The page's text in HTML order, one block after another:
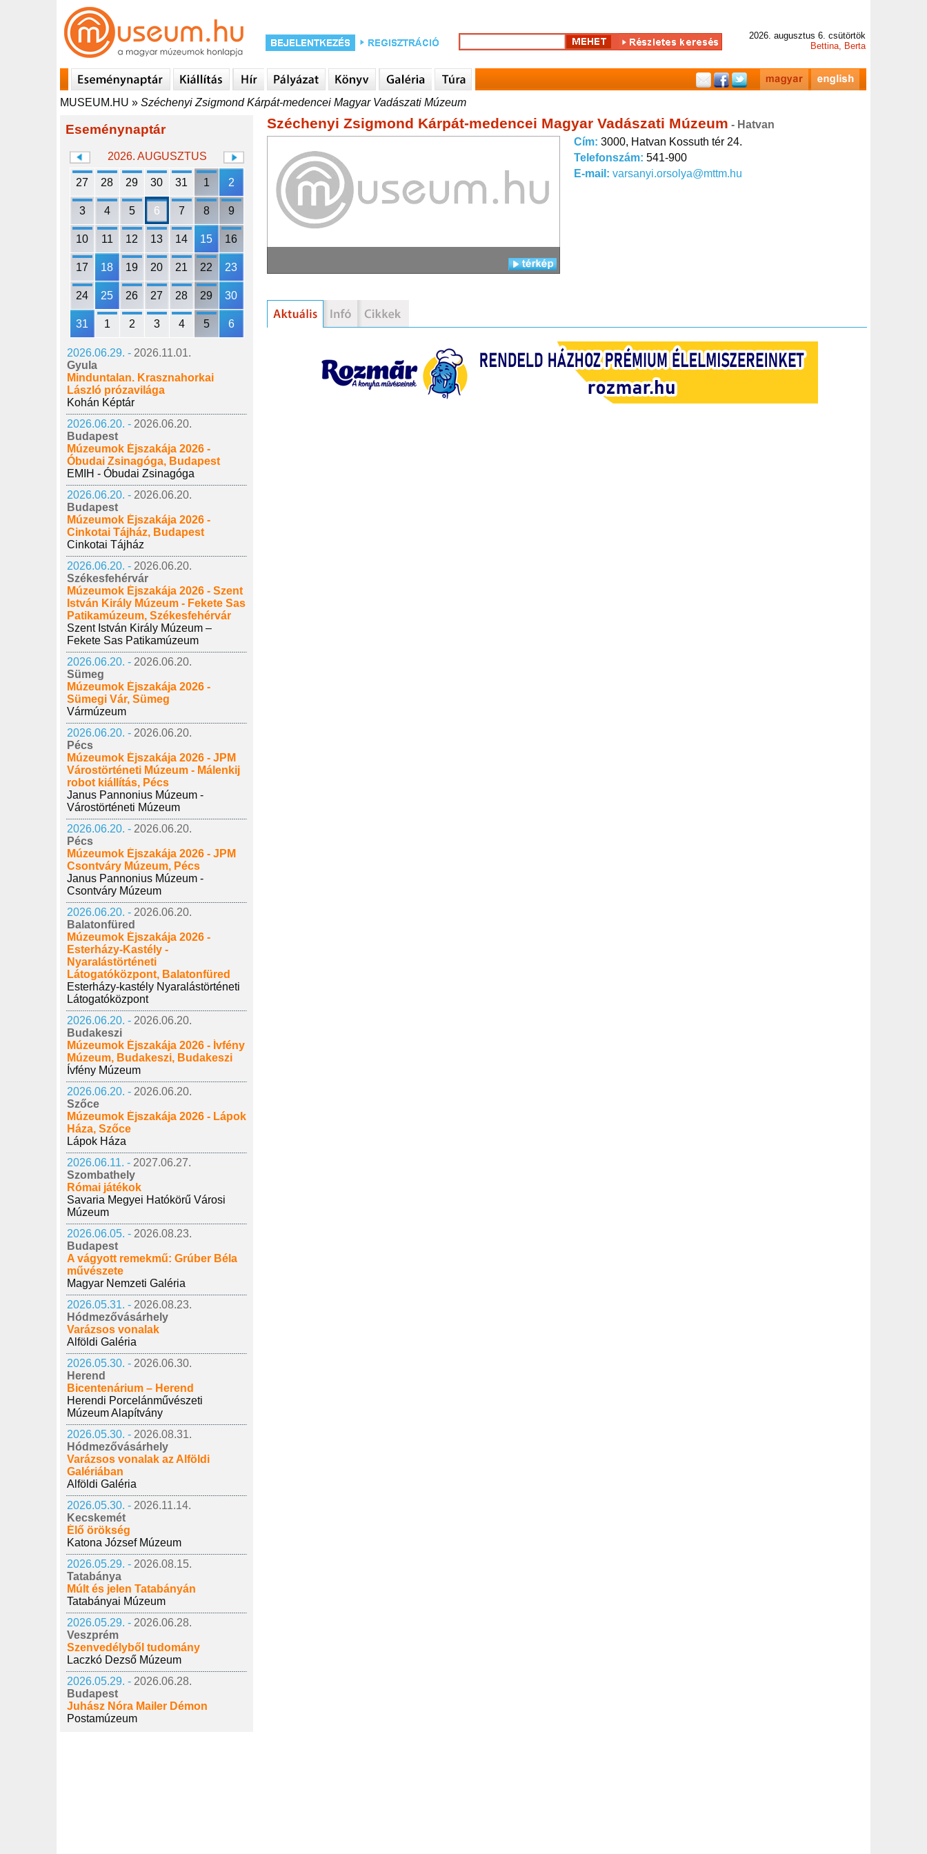
2026. augusztus 6. csütörtök
Bettina, Berta
MUSEUM.HU » Széchenyi Zsigmond Kárpát-medencei Magyar Vadászati Múzeum
Eseménynaptár
2026. AUGUSZTUS
27 28 29 30 31 1 2
3 4 5 6 7 8 9
10 11 12 13 14 15 16
17 18 19 20 21 22 23
24 25 26 27 28 29 30
31 1 2 3 4 5 6
2026.06.29. - 2026.11.01.
Gyula
Minduntalan. Krasznahorkai
László prózavilága
Kohán Képtár
2026.06.20. - 2026.06.20.
Budapest
Múzeumok Éjszakája 2026 -
Óbudai Zsinagóga, Budapest
EMIH - Óbudai Zsinagóga
2026.06.20. - 2026.06.20.
Budapest
Múzeumok Éjszakája 2026 -
Cinkotai Tájház, Budapest
Cinkotai Tájház
2026.06.20. - 2026.06.20.
Székesfehérvár
Múzeumok Éjszakája 2026 - Szent
István Király Múzeum - Fekete Sas
Patikamúzeum, Székesfehérvár
Szent István Király Múzeum –
Fekete Sas Patikamúzeum
2026.06.20. - 2026.06.20.
Sümeg
Múzeumok Éjszakája 2026 -
Sümegi Vár, Sümeg
Vármúzeum
2026.06.20. - 2026.06.20.
Pécs
Múzeumok Éjszakája 2026 - JPM
Várostörténeti Múzeum - Málenkij
robot kiállítás, Pécs
Janus Pannonius Múzeum -
Várostörténeti Múzeum
2026.06.20. - 2026.06.20.
Pécs
Múzeumok Éjszakája 2026 - JPM
Csontváry Múzeum, Pécs
Janus Pannonius Múzeum -
Csontváry Múzeum
2026.06.20. - 2026.06.20.
Balatonfüred
Múzeumok Éjszakája 2026 -
Esterházy-Kastély -
Nyaralástörténeti
Látogatóközpont, Balatonfüred
Esterházy-kastély Nyaralástörténeti
Látogatóközpont
2026.06.20. - 2026.06.20.
Budakeszi
Múzeumok Éjszakája 2026 - Ívfény
Múzeum, Budakeszi, Budakeszi
Ívfény Múzeum
2026.06.20. - 2026.06.20.
Szőce
Múzeumok Éjszakája 2026 - Lápok
Háza, Szőce
Lápok Háza
2026.06.11. - 2027.06.27.
Szombathely
Római játékok
Savaria Megyei Hatókörű Városi
Múzeum
2026.06.05. - 2026.08.23.
Budapest
A vágyott remekmű: Grúber Béla
művészete
Magyar Nemzeti Galéria
2026.05.31. - 2026.08.23.
Hódmezővásárhely
Varázsos vonalak
Alföldi Galéria
2026.05.30. - 2026.06.30.
Herend
Bicentenárium – Herend
Herendi Porcelánművészeti
Múzeum Alapítvány
2026.05.30. - 2026.08.31.
Hódmezővásárhely
Varázsos vonalak az Alföldi
Galériában
Alföldi Galéria
2026.05.30. - 2026.11.14.
Kecskemét
Élő örökség
Katona József Múzeum
2026.05.29. - 2026.08.15.
Tatabánya
Múlt és jelen Tatabányán
Tatabányai Múzeum
2026.05.29. - 2026.06.28.
Veszprém
Szenvedélyből tudomány
Laczkó Dezső Múzeum
2026.05.29. - 2026.06.28.
Budapest
Juhász Nóra Mailer Démon
Postamúzeum
Széchenyi Zsigmond Kárpát-medencei Magyar Vadászati Múzeum - Hatvan
Cím: 3000, Hatvan Kossuth tér 24.
Telefonszám: 541-900
E-mail: varsanyi.orsolya@mttm.hu